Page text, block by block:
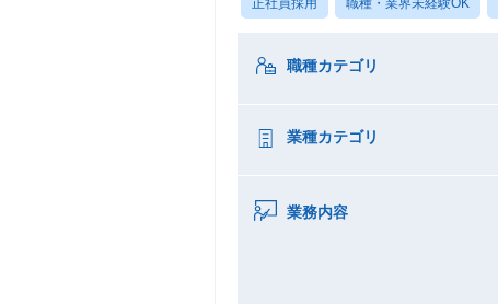
職種カテゴリ
業種カテゴリ
業務内容